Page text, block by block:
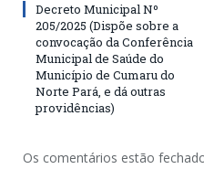
Decreto Municipal Nº
205/2025 (Dispõe sobre a
convocação da Conferência
Municipal de Saúde do
Município de Cumaru do
Norte Pará, e dá outras
providências)
Os comentários estão